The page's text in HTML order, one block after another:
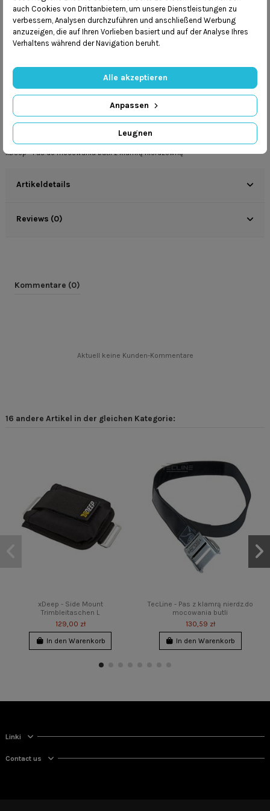
Mamy
program lojalnościowy
Dbamy obezpieczeństwo przesyłek
Beschreibung
xDeep - Pas do mocowania butli z klamrą nierdzewną
Artikeldetails
Reviews (0)
Kommentare (0)
Aktuell keine Kunden-Kommentare
16 andere Artikel in der gleichen Kategorie:
xDeep - Side Mount
Trimbleitaschen L
129,00 zł
In den Warenkorb
TecLine - Pas z klamrą nierdz.do
mocowania butli
130,59 zł
In den Warenkorb
Linki
Contact us
auch Cookies von Drittanbietern, um unsere Dienstleistungen zu
verbessern, Analysen durchzuführen und anschließend Werbung
anzuzeigen, die auf Ihren Vorlieben basiert und auf der Analyse Ihres
Verhaltens während der Navigation beruht.
Leugnen
Anpassen
Alle akzeptieren